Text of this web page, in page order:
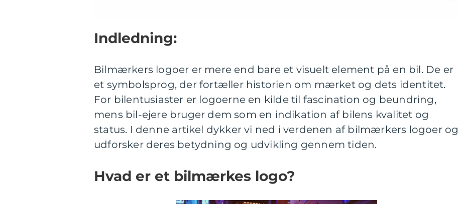
Indledning:
Bilmærkers logoer er mere end bare et visuelt element på en bil. De er
et symbolsprog, der fortæller historien om mærket og dets identitet.
For bilentusiaster er logoerne en kilde til fascination og beundring,
mens bil-ejere bruger dem som en indikation af bilens kvalitet og
status. I denne artikel dykker vi ned i verdenen af bilmærkers logoer og
udforsker deres betydning og udvikling gennem tiden.
Hvad er et bilmærkes logo?